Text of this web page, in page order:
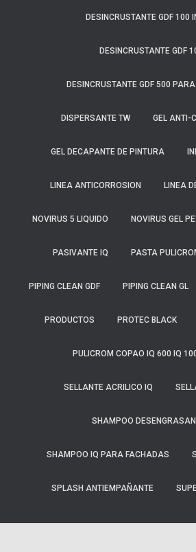
DESINCRUSTANTE GDF 100
DESINCRUSTANTE GDF
DESINCRUSTANTE GDF 500
DISPERSANTE TW GEL ANTI-
GEL DECAPANTE DE PINTURA
LINEA ANTICORROSION LINEA
NOVIRUS 5 LIQUIDO NOVIRUS GEL
PASIVANTE IQ PASTA
PIPING CLEAN GDF PIPING CLEAN GL
PRODUCTOS PROTEC BLACK
PULICROM COPAO IQ 600 IQ
SELLANTE ACRILICO IQ
SHAMPOO
SHAMPOO IQ PARA FACHADAS
SPLASH ANTIEMPAÑANTE